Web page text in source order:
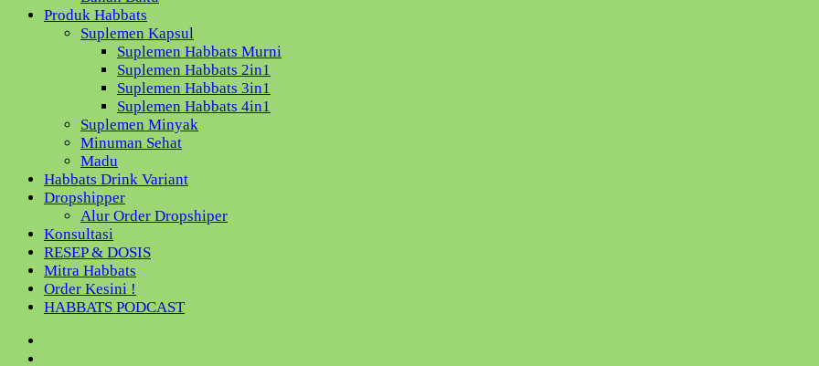
Produk Habbats
Suplemen Kapsul
Suplemen Habbats Murni
Suplemen Habbats 2in1
Suplemen Habbats 3in1
Suplemen Habbats 4in1
Suplemen Minyak
Minuman Sehat
Madu
Habbats Drink Variant
Dropshipper
Alur Order Dropshiper
Konsultasi
RESEP & DOSIS
Mitra Habbats
Order Kesini !
HABBATS PODCAST